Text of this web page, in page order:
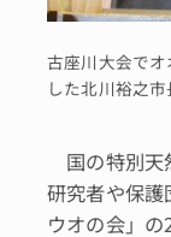
古座川大会で
した北川裕之市
国の特別天
研究者や保護
ウオの会」